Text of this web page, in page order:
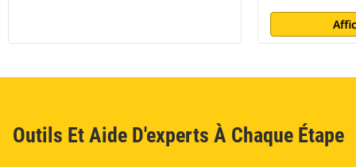
Outils Et Aide D'experts À Chaque Étape